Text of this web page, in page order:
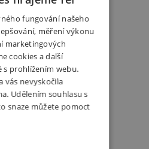
| PDF | 0.79 MB
MB
hračky pro děti od 3 let
fungování našeho
měření výkonu
marketingových
cookies a další
s prohlížením webu.
vás nevyskočila
Udělením souhlasu s
snaze můžete pomoct